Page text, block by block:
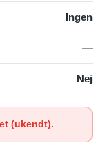
Ingen
—
Nej
(ukendt).